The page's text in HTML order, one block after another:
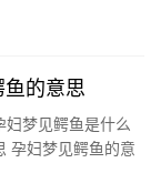
的意思
梦见鳄鱼是什么
孕妇梦见鳄鱼的意